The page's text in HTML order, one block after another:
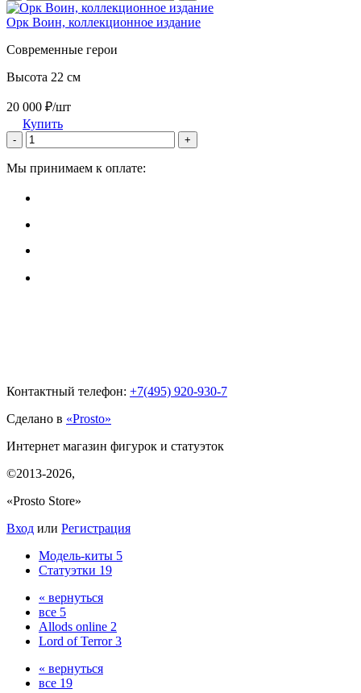
Орк Воин, коллекционное издание
Современные герои
Высота 22 см
20 000 ₽/шт
Купить
- +
Мы принимаем к оплате:
Контактный телефон: +7(495) 920-930-7
Сделано в «Prosto»
Интернет магазин фигурок и статуэток
©2013-2026,
«Prosto Store»
Вход или Регистрация
Модель-киты 5
Статуэтки 19
« вернуться
все 5
Allods online 2
Lord of Terror 3
« вернуться
все 19